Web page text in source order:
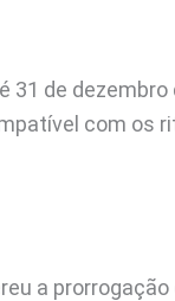
31 de dezembro
com os
a